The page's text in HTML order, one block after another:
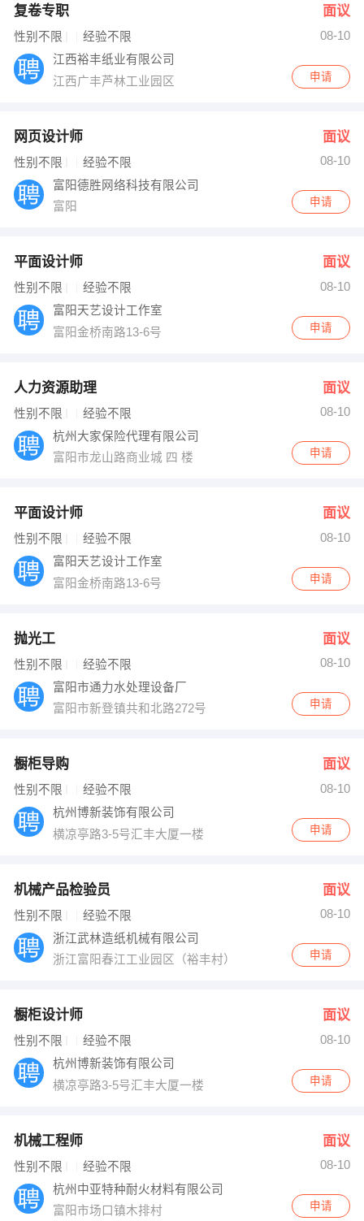
复卷专职 面议
性别不限 经验不限
08-10
江西裕丰纸业有限公司
江西广丰芦林工业园区
申请
网页设计师 面议
性别不限 经验不限
08-10
富阳德胜网络科技有限公司
富阳
申请
平面设计师 面议
性别不限 经验不限
08-10
富阳天艺设计工作室
富阳金桥南路13-6号
申请
人力资源助理 面议
性别不限 经验不限
08-10
杭州大家保险代理有限公司
富阳市龙山路商业城 四 楼
申请
平面设计师 面议
性别不限 经验不限
08-10
富阳天艺设计工作室
富阳金桥南路13-6号
申请
抛光工 面议
性别不限 经验不限
08-10
富阳市通力水处理设备厂
富阳市新登镇共和北路272号
申请
橱柜导购 面议
性别不限 经验不限
08-10
杭州博新装饰有限公司
横凉亭路3-5号汇丰大厦一楼
申请
机械产品检验员 面议
性别不限 经验不限
08-10
浙江武林造纸机械有限公司
浙江富阳春江工业园区（裕丰村）
申请
橱柜设计师 面议
性别不限 经验不限
08-10
杭州博新装饰有限公司
横凉亭路3-5号汇丰大厦一楼
申请
机械工程师 面议
性别不限 经验不限
08-10
杭州中亚特种耐火材料有限公司
富阳市场口镇木排村
申请